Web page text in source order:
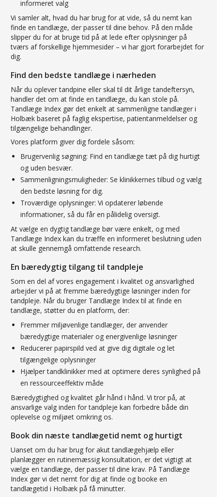
informeret valg
Vi samler alt, hvad du har brug for at vide, så du nemt kan
finde en tandlæge, der passer til dine behov. På den måde
slipper du for at bruge tid på at lede efter oplysninger på
tværs af forskellige hjemmesider – vi har gjort forarbejdet for
dig.
Find den bedste tandlæge i nærheden
Når du oplever tandpine eller skal til dit årlige tandeftersyn,
handler det om at finde en tandlæge, du kan stole på.
Tandlæge Index gør det enkelt at sammenligne tandlæger i
Holbæk baseret på faglig ekspertise, patientanmeldelser og
tilgængelige behandlinger.
Vores platform giver dig fordele såsom:
Brugervenlig søgning: Find en tandlæge tæt på dig hurtigt
og uden besvær.
Sammenligningsmuligheder: Se klinikkernes tilbud og vælg
den bedste løsning for dig.
Troværdige oplysninger: Vi opdaterer løbende
informationer, så du får en pålidelig oversigt.
At vælge en dygtig tandlæge bør være enkelt, og med
Tandlæge Index kan du træffe en informeret beslutning uden
at skulle gennemgå omfattende research.
En bæredygtig tilgang til tandpleje
Som en del af vores engagement i kvalitet og ansvarlighed
arbejder vi på at fremme bæredygtige løsninger inden for
tandpleje. Når du bruger Tandlæge Index til at finde en
tandlæge, støtter du en platform, der:
Fremmer miljøvenlige tandlæger, der anvender
bæredygtige materialer og energivenlige løsninger
Reducerer papirspild ved at give dig digitale og let
tilgængelige oplysninger
Hjælper tandklinikker med at optimere deres synlighed på
en ressourceeffektiv måde
Bæredygtighed og kvalitet går hånd i hånd. Vi tror på, at
ansvarlige valg inden for tandpleje kan forbedre både din
oplevelse og miljøet omkring os.
Book din næste tandlægetid nemt og hurtigt
Uanset om du har brug for akut tandlægehjælp eller
planlægger en rutinemæssig konsultation, er det vigtigt at
vælge en tandlæge, der passer til dine krav. På Tandlæge
Index gør vi det nemt for dig at finde og booke en
tandlægetid i Holbæk på få minutter.